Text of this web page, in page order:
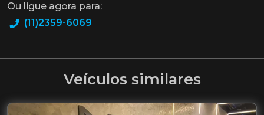
Ou ligue agora para:
(11)2359-6069
Veículos similares